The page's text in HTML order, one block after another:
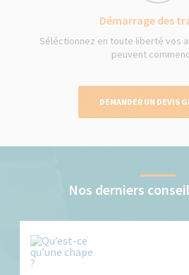
Démarrage des
Séléctionnez en toute liberté vos
peuvent
DEMANDER UN DEVIS
Nos derniers